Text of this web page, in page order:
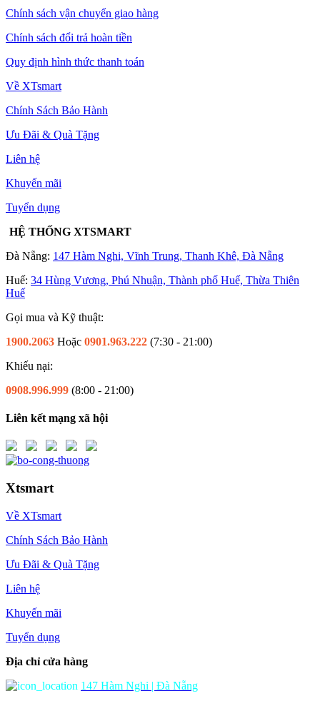
Chính sách vận chuyển giao hàng
Chính sách đổi trả hoàn tiền
Quy định hình thức thanh toán
Về XTsmart
Chính Sách Bảo Hành
Ưu Đãi & Quà Tặng
Liên hệ
Khuyến mãi
Tuyển dụng
HỆ THỐNG XTSMART
Đà Nẵng: 147 Hàm Nghi, Vĩnh Trung, Thanh Khê, Đà Nẵng
Huế: 34 Hùng Vương, Phú Nhuận, Thành phố Huế, Thừa Thiên
Huế
Gọi mua và Kỹ thuật:
1900.2063 Hoặc 0901.963.222 (7:30 - 21:00)
Khiếu nại:
0908.996.999 (8:00 - 21:00)
Liên kết mạng xã hội
Xtsmart
Về XTsmart
Chính Sách Bảo Hành
Ưu Đãi & Quà Tặng
Liên hệ
Khuyến mãi
Tuyển dụng
Địa chỉ cửa hàng
147 Hàm Nghi | Đà Nẵng